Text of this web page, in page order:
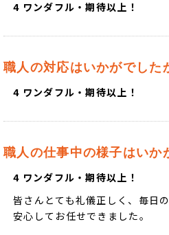
4 ワンダフル・期待以上！
職人の対応はいかがでした
4 ワンダフル・期待以上！
職人の仕事中の様子はいか
4 ワンダフル・期待以上！
皆さんとても礼儀正しく、毎日
安心してお任せできました。